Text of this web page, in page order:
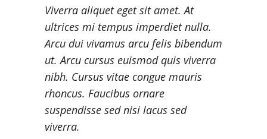
Viverra aliquet eget sit amet. At
ultrices mi tempus imperdiet nulla.
Arcu dui vivamus arcu felis bibendum
ut. Arcu cursus euismod quis viverra
nibh. Cursus vitae congue mauris
rhoncus. Faucibus ornare
suspendisse sed nisi lacus sed
viverra.